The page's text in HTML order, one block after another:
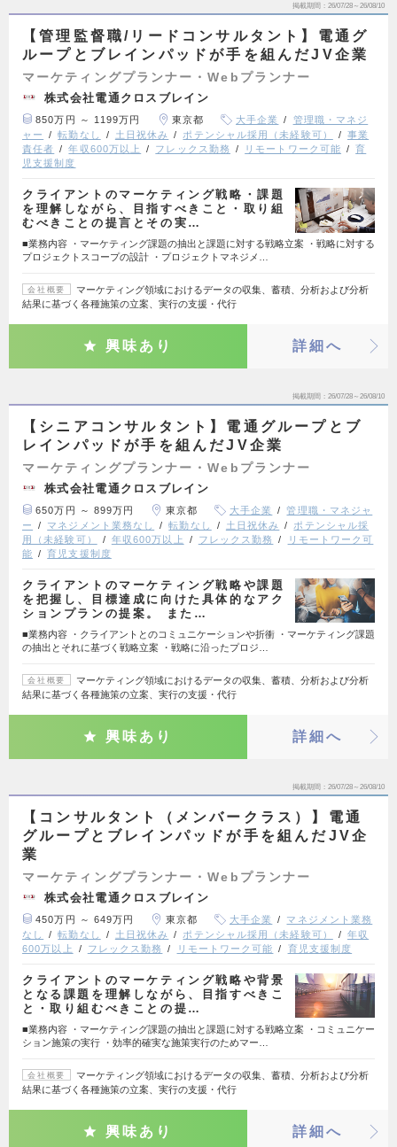
掲載期間 26/07/28～26/08/10
【管理監督職/リードコンサルタント】電通グ
ループとブレインパッドが手を組んだJV企業
マーケティングプランナー・Webプランナー
株式会社電通クロスブレイン
850万円 ～ 1199万円 東京都 大手企業
管理職・マネジ
ャー
転勤なし 土日祝休み ポテンシャル採用（未経験可）
事業
責任者
年収600万以上 フレックス勤務 リモートワーク可能
育
児支援制度
クライアントのマーケティング戦略・課題
を理解しながら、目指すべきこと・取り組
むべきことの提言とその実…
■業務内容 ・マーケティング課題の抽出と課題に対する戦略立案 ・戦略に対する
プロジェクトスコープの設計 ・プロジェクトマネジメ…
会社概要
マーケティング領域におけるデータの収集、蓄積、分析および分析
結果に基づく各種施策の立案、実行の支援・代行
興味あり 詳細へ
掲載期間 26/07/28～26/08/10
【シニアコンサルタント】電通グループとブ
レインパッドが手を組んだJV企業
マーケティングプランナー・Webプランナー
株式会社電通クロスブレイン
650万円 ～ 899万円 東京都 大手企業
管理職・マネジャ
ー
マネジメント業務なし 転勤なし 土日祝休み
ポテンシャル採
用（未経験可）
年収600万以上 フレックス勤務
リモートワーク可
能
育児支援制度
クライアントのマーケティング戦略や課題
を把握し、目標達成に向けた具体的なアク
ションプランの提案。 また…
■業務内容 ・クライアントとのコミュニケーションや折衝 ・マーケティング課題
の抽出とそれに基づく戦略立案 ・戦略に沿ったプロジ…
会社概要
マーケティング領域におけるデータの収集、蓄積、分析および分析
結果に基づく各種施策の立案、実行の支援・代行
興味あり 詳細へ
掲載期間 26/07/28～26/08/10
【コンサルタント（メンバークラス）】電通
グループとブレインパッドが手を組んだJV企
業
マーケティングプランナー・Webプランナー
株式会社電通クロスブレイン
450万円 ～ 649万円 東京都 大手企業
マネジメント業務
なし
転勤なし 土日祝休み ポテンシャル採用（未経験可）
年収
600万以上
フレックス勤務 リモートワーク可能 育児支援制度
クライアントのマーケティング戦略や背景
となる課題を理解しながら、目指すべきこ
と・取り組むべきことの提…
■業務内容 ・マーケティング課題の抽出と課題に対する戦略立案 ・コミュニケー
ション施策の実行 ・効率的確実な施策実行のためマー…
会社概要
マーケティング領域におけるデータの収集、蓄積、分析および分析
結果に基づく各種施策の立案、実行の支援・代行
興味あり 詳細へ